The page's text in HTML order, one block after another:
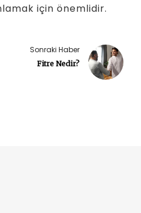
için önemlidir.
Sonraki Haber
Fitre Nedir?